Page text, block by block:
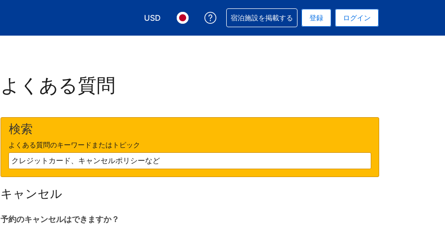
USD
表示通貨を選択. 現在選択中の表示通貨はUSドルです
言語を選択. 現在選択中の言語は日本語です
予約に関するサポートを受けられます
宿泊施設を掲載する 登録 ログイン
よくある質問
検索
よくある質問のキーワードまたはトピック
キャンセル
予約のキャンセルはできますか？